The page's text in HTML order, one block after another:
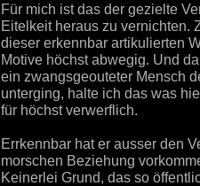
Für mich ist das der gezielte
Eitelkeit heraus zu vernichten.
dieser erkennbar artikulierten
Motive höchst abwegig. Und
ein zwangsgeouteter Mensch
unterging, halte ich das was
für höchst verwerflich.
Errkennbar hat er ausser den
morschen Beziehung
Keinerlei Grund, das so